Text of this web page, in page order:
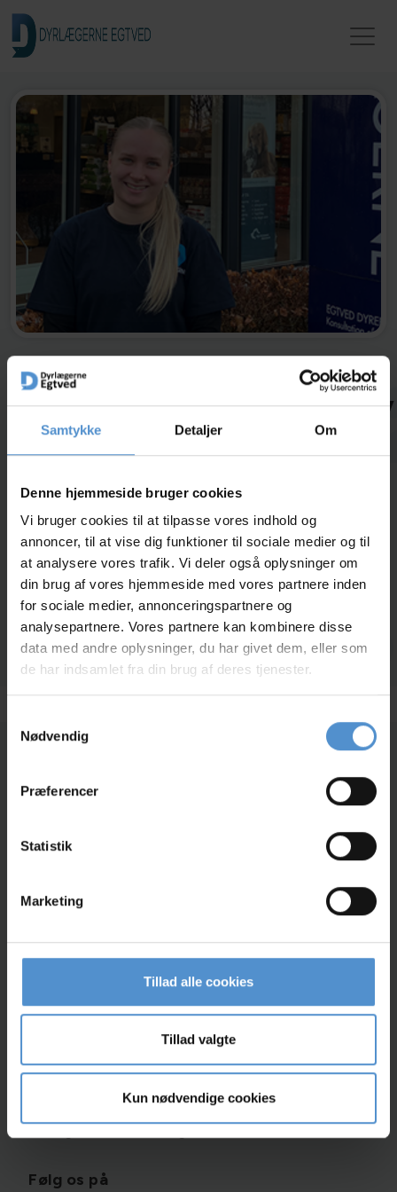
Samtykke Detaljer Om
Denne hjemmeside bruger cookies
Vi bruger cookies til at tilpasse vores indhold og
annoncer, til at vise dig funktioner til sociale medier og til
at analysere vores trafik. Vi deler også oplysninger om
din brug af vores hjemmeside med vores partnere inden
for sociale medier, annonceringspartnere og
analysepartnere. Vores partnere kan kombinere disse
data med andre oplysninger, du har givet dem, eller som
de har indsamlet fra din brug af deres tjenester.
Nødvendig
Præferencer
Statistik
Marketing
Tillad alle cookies
Tillad valgte
Kun nødvendige cookies
Hils på vores nye
veterinærsygeplejerskeelev
Tag godt imod vores nye veterinærsygeplejerskeelev
Laura!
Så er vores søde elev kommet tilbage til klinikken efter
at have gennemført Grundforløb 2 på Hansenberg.
Laura blev ansat på klinikken i januar 2024, men pga.
skoleforløb, har hun ikke været at finde på klinikken.
Men nu er hun tilbage, og klar til at tage imod jer og
jeres skønne kæledyr!
Dyrlægerne Egtved
Kontakt
Persondatapolitik
Telefontid dyrlæger
Følg os på